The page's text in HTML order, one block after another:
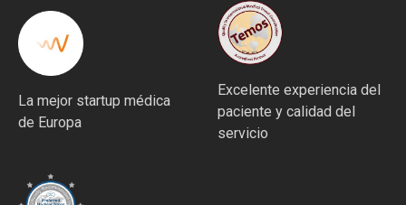
La mejor startup médica
de Europa
Excelente experiencia del
paciente y calidad del
servicio